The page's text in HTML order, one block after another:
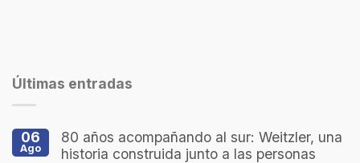
Últimas entradas
06
Ago
80 años acompañando al sur: Weitzler, una
historia construida junto a las personas